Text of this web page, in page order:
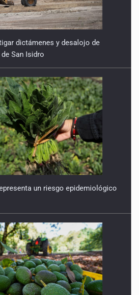
dictámenes y desalojo de
San Isidro
un riesgo epidemiológico